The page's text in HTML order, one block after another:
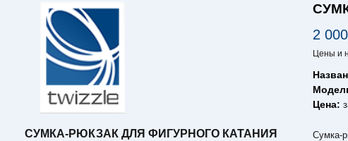
СУМКА-РЮКЗАК ДЛЯ ФИГУРНОГО КАТАНИЯ
2
Цены и
Цена:
Сумка-